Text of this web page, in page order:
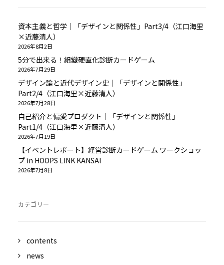
資本主義と哲学｜「デザインと関係性」Part3/4（江口海里
×近藤清人）
2026年8月2日
5分で出来る！組織硬直化診断カードゲーム
2026年7月29日
デザイン論と近代デザイン史｜「デザインと関係性」
Part2/4（江口海里×近藤清人）
2026年7月28日
自己紹介と偏愛プロダクト｜「デザインと関係性」
Part1/4（江口海里×近藤清人）
2026年7月19日
【イベントレポート】経営診断カードゲーム ワークショッ
プ in HOOPS LINK KANSAI
2026年7月8日
カテゴリー
contents
news